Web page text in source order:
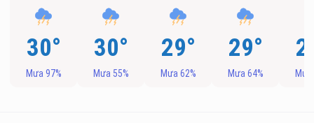
30°
Mưa 97%
30°
Mưa 55%
29°
Mưa 62%
29°
Mưa 64%